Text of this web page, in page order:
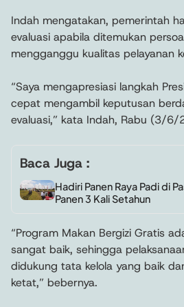
Indah mengatakan, pemerintah
evaluasi apabila ditemukan
mengganggu kualitas pelayanan
“Saya mengapresiasi langkah
cepat mengambil keputusan
evaluasi,” kata Indah, Rabu (3/6/
Baca Juga :
Hadiri Panen Raya Padi di
Panen 3 Kali Setahun
“Program Makan Bergizi Gratis
sangat baik, sehingga
didukung tata kelola yang baik
ketat,” bebernya.